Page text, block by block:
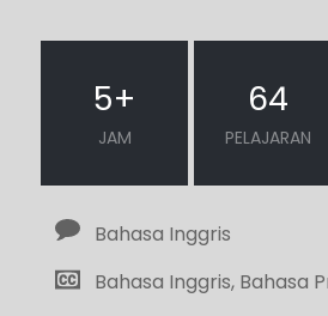
5+
JAM
64
PELAJARAN
Bahasa Inggris
Bahasa Inggris, Bahasa